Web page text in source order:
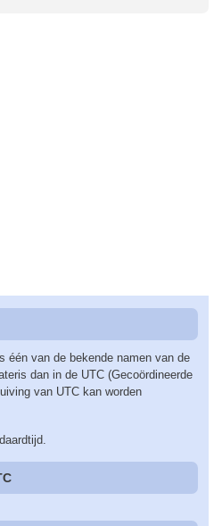
één van de bekende namen van de
dan in de UTC (Gecoördineerde
van UTC kan worden